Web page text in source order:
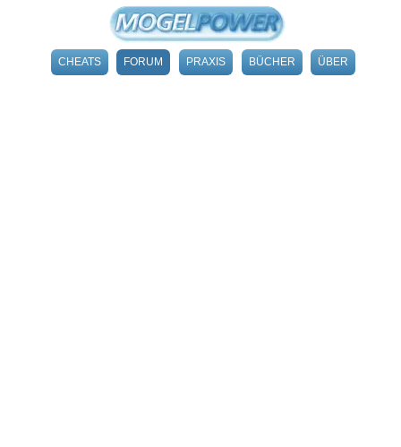
CHEATS FORUM PRAXIS BÜCHER ÜBER